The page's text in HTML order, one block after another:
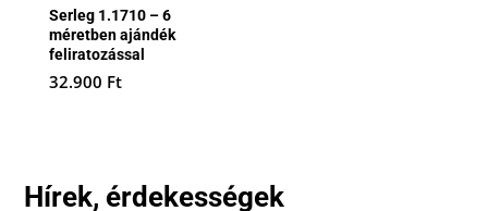
Serleg 1.1710 – 6
méretben ajándék
feliratozással
32.900 Ft
Hírek, érdekességek